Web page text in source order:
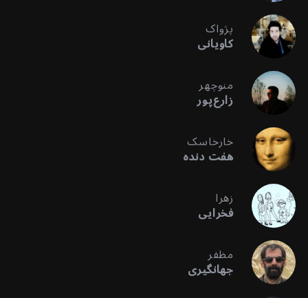
پژواک
کاویانی
منوچهر
زارع‌پور
خارخاسک
هفت دنده
زهرا
فخرایی
مظفر
جهانگیری